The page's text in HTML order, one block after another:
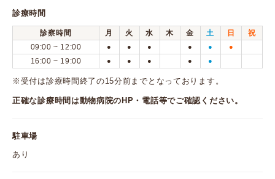
診療時間
診察時間 月 火 水 木 金 土 日
祝
09:00 ~ 12:00
● ● ● ● ● ●
16:00 ~ 19:00 ● ● ● ● ●
※受付は診療時間終了の15分前までとなっております。
正確な診療時間は動物病院のHP・電話等でご確認ください。
駐車場
あり